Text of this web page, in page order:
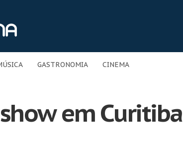
GASTRONOMIA CINEMA
em Curitiba